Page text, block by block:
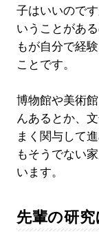
子はいいので
いうことがあ
もが自分で経
ことです。
博物館や美術
んあるとか、
まく関与して
もそうでない
います。
先輩の研